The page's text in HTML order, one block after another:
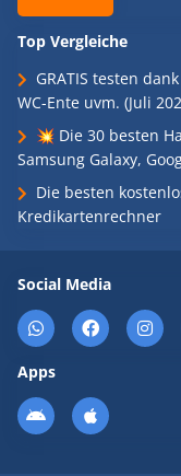
Top Vergleiche
GRATIS testen
WC-Ente uvm. (Juli
💥 Die 30 besten
Samsung Galaxy,
Die besten
Kredikartenrechner
Social Media
Apps